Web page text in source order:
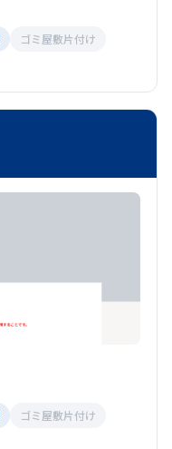
ゴミ屋敷片付け
ゴミ屋敷片付け